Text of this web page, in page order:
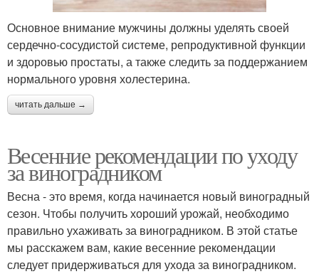
Основное внимание мужчины должны уделять своей
сердечно-сосудистой системе, репродуктивной функции
и здоровью простаты, а также следить за поддержанием
нормального уровня холестерина.
читать дальше →
Весенние рекомендации по уходу
за виноградником
Весна - это время, когда начинается новый виноградный
сезон. Чтобы получить хороший урожай, необходимо
правильно ухаживать за виноградником. В этой статье
мы расскажем вам, какие весенние рекомендации
следует придерживаться для ухода за виноградником.